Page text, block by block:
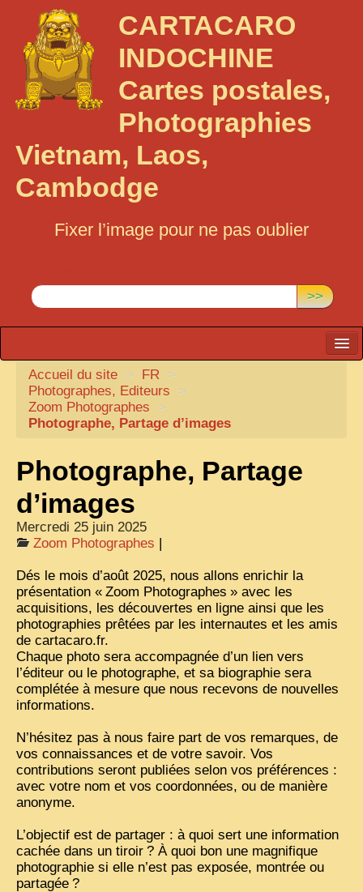
CARTACARO
INDOCHINE
Cartes postales,
Photographies
Vietnam, Laos,
Cambodge
Fixer l’image pour ne pas oublier
>>
CARTACARO
NOS LIVRES
PHOTOGRAPHES, EDITEURS
ILLUSTRATEURS
1908, RÉVOLTE
ANNAM CENTRE
COCHINCHINE
LES ETHNIES
LAOS
CAMBODGE
VIETNAM 1950
ALBUMS DE FAMILLE
INDOCHINE HISTORIQUE
ARMÉE, JUSTICE, EDUCATION, RELIGION...
MÉTIERS, FÊTES, TRANSPORTS
Accueil du site > FR >
Photographes, Editeurs
>
Zoom Photographes
>
Photographe, Partage d’images
Photographe, Partage
d’images
Mercredi 25 juin 2025
Zoom Photographes |
Dés le mois d’août 2025, nous allons enrichir la
présentation « Zoom Photographes » avec les
acquisitions, les découvertes en ligne ainsi que les
photographies prêtées par les internautes et les amis
de cartacaro.fr.
Chaque photo sera accompagnée d’un lien vers
l’éditeur ou le photographe, et sa biographie sera
complétée à mesure que nous recevons de nouvelles
informations.
N’hésitez pas à nous faire part de vos remarques, de
vos connaissances et de votre savoir. Vos
contributions seront publiées selon vos préférences :
avec votre nom et vos coordonnées, ou de manière
anonyme.
L’objectif est de partager : à quoi sert une information
cachée dans un tiroir ? À quoi bon une magnifique
photographie si elle n’est pas exposée, montrée ou
partagée ?